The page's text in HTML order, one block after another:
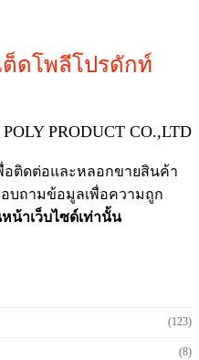
ต็ดโพลีโปรดักท์
PRODUCT CO.,LTD
อติดต่อและหลอกขายสินค้า
บถามข้อมูลเพื่อความถูก
น้าเว็บไซด์เท่านั้น
(123)
(8)